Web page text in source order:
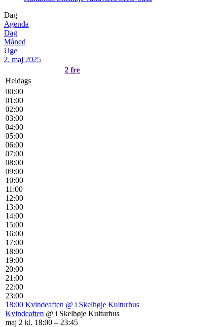
Dag
Agenda
Dag
Måned
Uge
2. maj 2025
2 fre
Heldags
00:00
01:00
02:00
03:00
04:00
05:00
06:00
07:00
08:00
09:00
10:00
11:00
12:00
13:00
14:00
15:00
16:00
17:00
18:00
19:00
20:00
21:00
22:00
23:00
18:00 Kvindeaften @ i Skelhøje Kulturhus
Kvindeaften @ i Skelhøje Kulturhus
maj 2 kl. 18:00 – 23:45